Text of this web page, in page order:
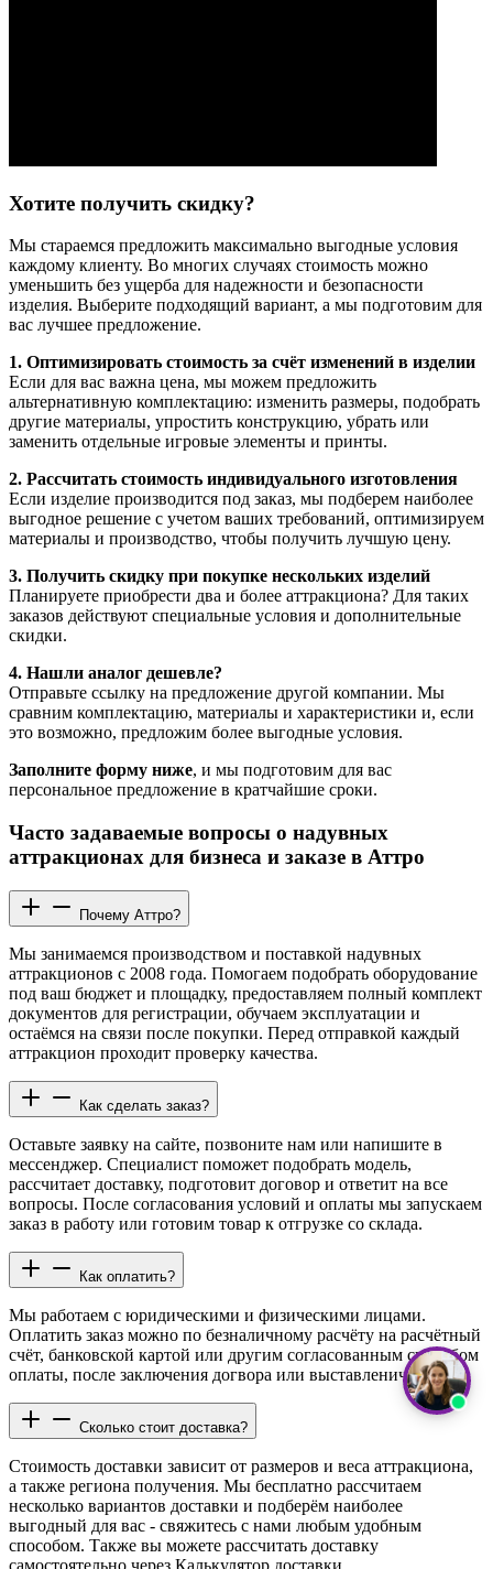
Хотите получить скидку?
Мы стараемся предложить максимально выгодные условия
каждому клиенту. Во многих случаях стоимость можно
уменьшить без ущерба для надежности и безопасности
изделия. Выберите подходящий вариант, а мы подготовим для
вас лучшее предложение.
1. Оптимизировать стоимость за счёт изменений в изделии
Если для вас важна цена, мы можем предложить
альтернативную комплектацию: изменить размеры, подобрать
другие материалы, упростить конструкцию, убрать или
заменить отдельные игровые элементы и принты.
2. Рассчитать стоимость индивидуального изготовления
Если изделие производится под заказ, мы подберем наиболее
выгодное решение с учетом ваших требований, оптимизируем
материалы и производство, чтобы получить лучшую цену.
3. Получить скидку при покупке нескольких изделий
Планируете приобрести два и более аттракциона? Для таких
заказов действуют специальные условия и дополнительные
скидки.
4. Нашли аналог дешевле?
Отправьте ссылку на предложение другой компании. Мы
сравним комплектацию, материалы и характеристики и, если
это возможно, предложим более выгодные условия.
Заполните форму ниже, и мы подготовим для вас
персональное предложение в кратчайшие сроки.
Часто задаваемые вопросы о надувных
аттракционах для бизнеса и заказе в Аттро
Почему Аттро?
Мы занимаемся производством и поставкой надувных
аттракционов с 2008 года. Помогаем подобрать оборудование
под ваш бюджет и площадку, предоставляем полный комплект
документов для регистрации, обучаем эксплуатации и
остаёмся на связи после покупки. Перед отправкой каждый
аттракцион проходит проверку качества.
Как сделать заказ?
Оставьте заявку на сайте, позвоните нам или напишите в
мессенджер. Специалист поможет подобрать модель,
рассчитает доставку, подготовит договор и ответит на все
вопросы. После согласования условий и оплаты мы запускаем
заказ в работу или готовим товар к отгрузке со склада.
Как оплатить?
Мы работаем с юридическими и физическими лицами.
Оплатить заказ можно по безналичному расчёту на расчётный
счёт, банковской картой или другим согласованным способом
оплаты, после заключения догвора или выставленичя счета.
Сколько стоит доставка?
Стоимость доставки зависит от размеров и веса аттракциона,
а также региона получения. Мы бесплатно рассчитаем
несколько вариантов доставки и подберём наиболее
выгодный для вас - свяжитесь с нами любым удобным
способом. Также вы можете рассчитать доставку
самостоятельно через Калькулятор доставки.